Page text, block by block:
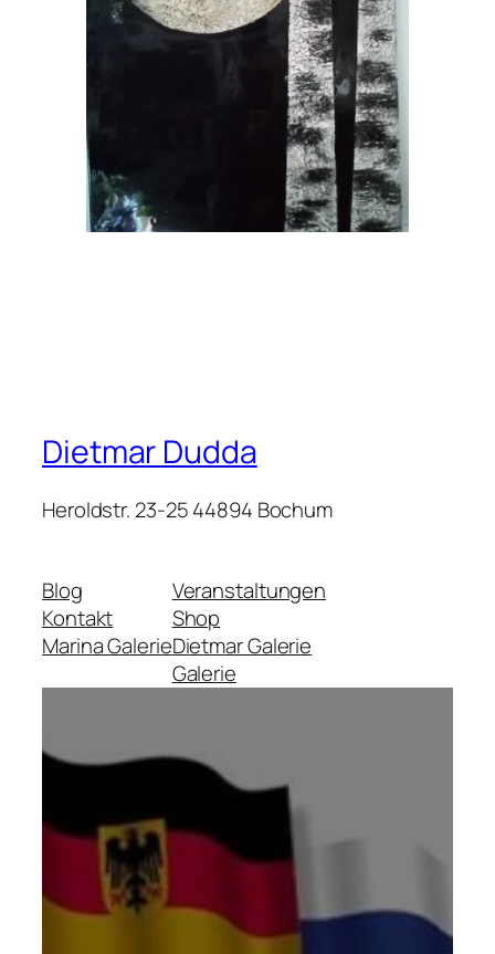
Dietmar Dudda
Heroldstr. 23-25 44894 Bochum
Blog
Kontakt
Marina Galerie
Veranstaltungen
Shop
Dietmar Galerie
Galerie